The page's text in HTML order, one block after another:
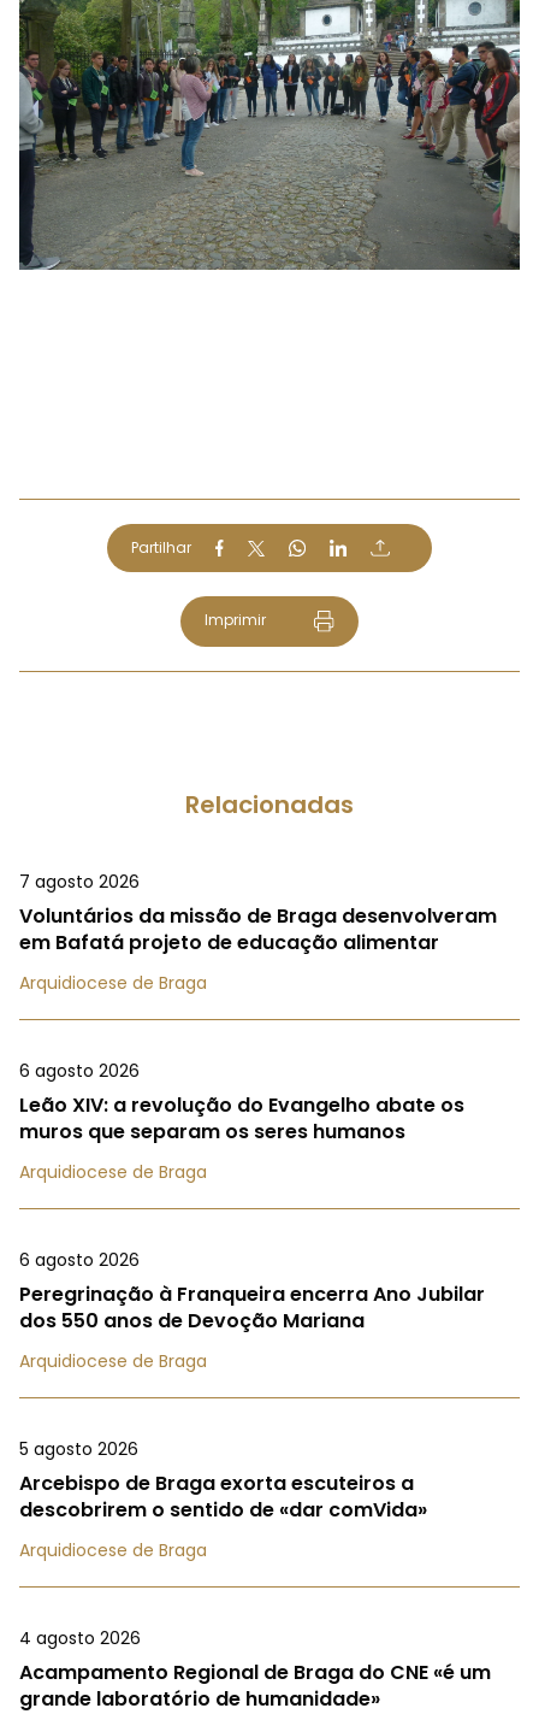
Partilhar
Imprimir
Relacionadas
7 agosto 2026
Voluntários da missão de Braga desenvolveram
em Bafatá projeto de educação alimentar
Arquidiocese de Braga
6 agosto 2026
Leão XIV: a revolução do Evangelho abate os
muros que separam os seres humanos
Arquidiocese de Braga
6 agosto 2026
Peregrinação à Franqueira encerra Ano Jubilar
dos 550 anos de Devoção Mariana
Arquidiocese de Braga
5 agosto 2026
Arcebispo de Braga exorta escuteiros a
descobrirem o sentido de «dar comVida»
Arquidiocese de Braga
4 agosto 2026
Acampamento Regional de Braga do CNE «é um
grande laboratório de humanidade»